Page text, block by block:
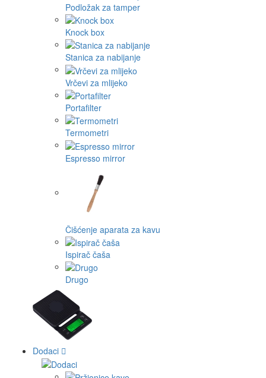
Podložak za tamper
Knock box
Stanica za nabijanje
Vrčevi za mlijeko
Portafilter
Termometri
Espresso mirror
Čišćenje aparata za kavu
Ispirač čaša
Drugo
Dodaci